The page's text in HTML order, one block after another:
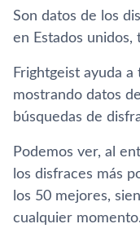
Son datos de los
en Estados unidos,
Frightgeist ayuda
mostrando datos
búsquedas de
Podemos ver, al
los disfraces más
los 50 mejores,
cualquier momento.